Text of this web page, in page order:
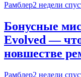
Рамблер2 недели
Бонусные
Evolved —
новшестве
Рамблер2 недели